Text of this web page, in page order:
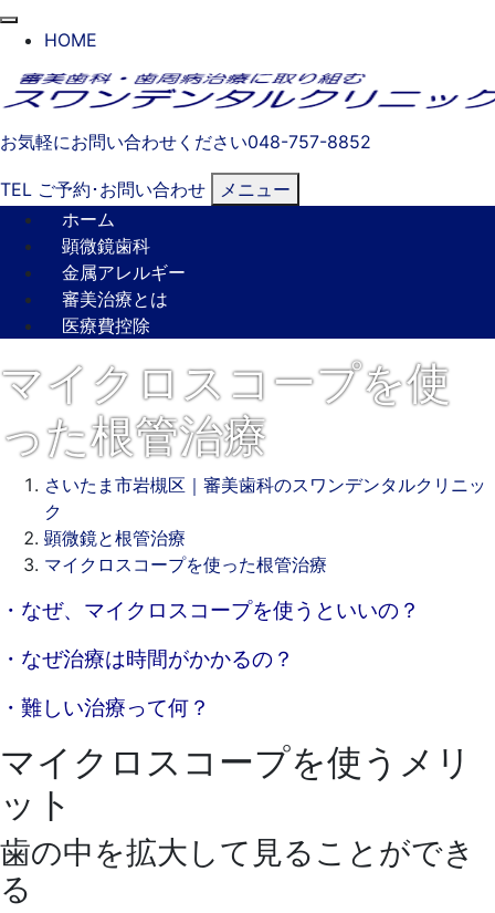
る
HOME
お気軽にお問い合わせください048-757-8852
TEL ご予約･ お問い合わせ
メニュー
ホーム
顕微鏡歯科
金属アレルギー
審美治療とは
医療費控除
マイクロスコープを使
った根管治療
さいたま市岩槻区｜審美歯科のスワンデンタルクリニッ
ク
顕微鏡と根管治療
マイクロスコープを使った根管治療
2021
9
14
・なぜ、マイクロスコープを使うといいの？
・なぜ治療は時間がかかるの？
・難しい治療って何？
マイクロスコープを使うメリ
ット
歯の中を拡大して見ることができ
る